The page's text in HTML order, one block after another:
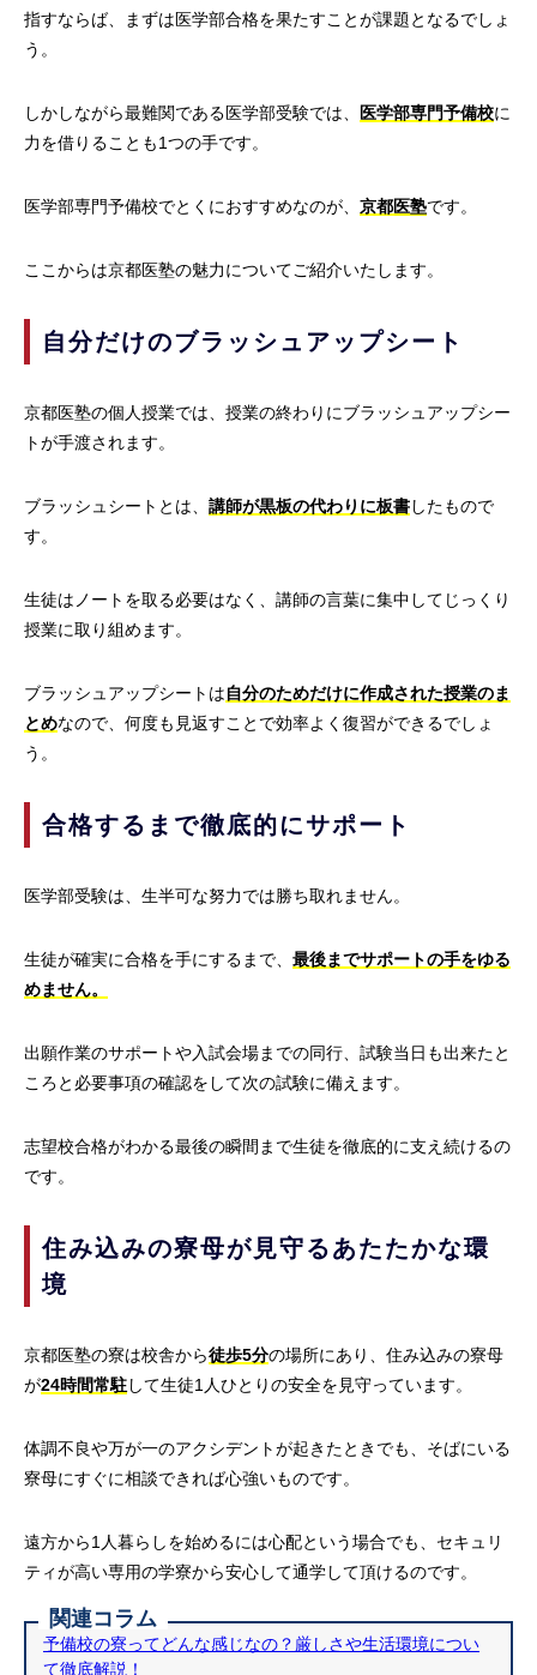
指すならば、まずは医学部合格を果たすことが課題となるでしょ
う。
しかしながら最難関である医学部受験では、 医学部専門予備校に
力を借りることも1つの手です。
医学部専門予備校でとくにおすすめなのが、 京都医塾です。
ここからは京都医塾の魅力についてご紹介いたします。
自分だけのブラッシュアップシート
京都医塾の個人授業では、授業の終わりにブラッシュアップシー
トが手渡されます。
ブラッシュシートとは、 講師が黒板の代わりに板書したもので
す。
生徒はノートを取る必要はなく、講師の言葉に集中してじっくり
授業に取り組めます。
ブラッシュアップシートは自分のためだけに作成された授業のま
とめなので、何度も見返すことで効率よく復習ができるでしょ
う。
合格するまで徹底的にサポート
医学部受験は、生半可な努力では勝ち取れません。
生徒が確実に合格を手にするまで、 最後までサポートの手をゆる
めません。
出願作業のサポートや入試会場までの同行、試験当日も出来たと
ころと必要事項の確認をして次の試験に備えます。
志望校合格がわかる最後の瞬間まで生徒を徹底的に支え続けるの
です。
住み込みの寮母が見守るあたたかな環
境
京都医塾の寮は校舎から徒歩5分の場所にあり、住み込みの寮母
が24時間常駐して生徒1人ひとりの安全を見守っています。
体調不良や万が一のアクシデントが起きたときでも、そばにいる
寮母にすぐに相談できれば心強いものです。
遠方から1人暮らしを始めるには心配という場合でも、セキュリ
ティが高い専用の学寮から安心して通学して頂けるのです。
関連コラム
予備校の寮ってどんな感じなの？厳しさや生活環境につい
て徹底解説！